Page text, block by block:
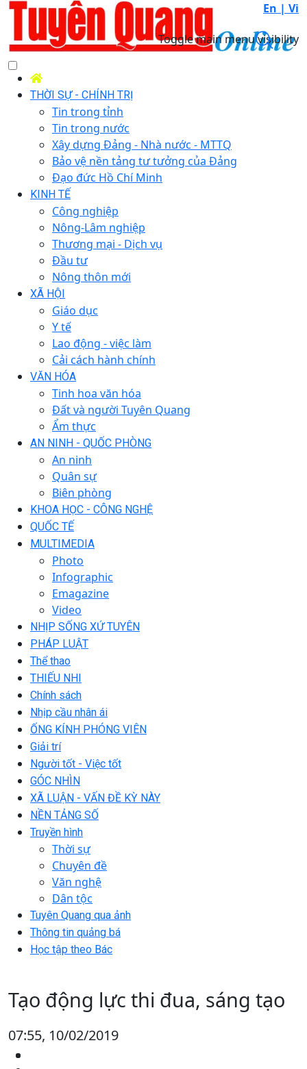
En | Vi
Toggle main menu visibility
THỜI SỰ - CHÍNH TRỊ
Tin trong tỉnh
Tin trong nước
Xây dựng Đảng - Nhà nước - MTTQ
Bảo vệ nền tảng tư tưởng của Đảng
Đạo đức Hồ Chí Minh
KINH TẾ
Công nghiệp
Nông-Lâm nghiệp
Thương mại - Dịch vụ
Đầu tư
Nông thôn mới
XÃ HỘI
Giáo dục
Y tế
Lao động - việc làm
Cải cách hành chính
VĂN HÓA
Tinh hoa văn hóa
Đất và người Tuyên Quang
Ẩm thực
AN NINH - QUỐC PHÒNG
An ninh
Quân sự
Biên phòng
KHOA HỌC - CÔNG NGHỆ
QUỐC TẾ
MULTIMEDIA
Photo
Infographic
Emagazine
Video
NHỊP SỐNG XỨ TUYÊN
PHÁP LUẬT
Thể thao
THIẾU NHI
Chính sách
Nhịp cầu nhân ái
ỐNG KÍNH PHÓNG VIÊN
Giải trí
Người tốt - Việc tốt
GÓC NHÌN
XÃ LUẬN - VẤN ĐỀ KỲ NÀY
NỀN TẢNG SỐ
Truyền hình
Thời sự
Chuyên đề
Văn nghệ
Dân tộc
Tuyên Quang qua ảnh
Thông tin quảng bá
Học tập theo Bác
Tạo động lực thi đua, sáng tạo
07:55, 10/02/2019